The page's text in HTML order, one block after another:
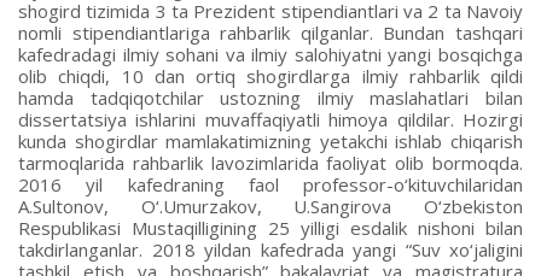
shogird tizimida 3 ta Prezident stipendiantlari va 2 ta Navoiy
nomli stipendiantlariga rahbarlik qilganlar. Bundan tashqari
kafedradagi ilmiy sohani va ilmiy salohiyatni yangi bosqichga
olib chiqdi, 10 dan ortiq shogirdlarga ilmiy rahbarlik qildi
hamda tadqiqotchilar ustozning ilmiy maslahatlari bilan
dissertatsiya ishlarini muvaffaqiyatli himoya qildilar. Hozirgi
kunda shogirdlar mamlakatimizning yetakchi ishlab chiqarish
tarmoqlarida rahbarlik lavozimlarida faoliyat olib bormoqda.
2016 yil kafedraning faol professor-o‘kituvchilaridan
A.Sultonov, O‘.Umurzakov, U.Sangirova O‘zbekiston
Respublikasi Mustaqilligining 25 yilligi esdalik nishoni bilan
takdirlanganlar. 2018 yildan kafedrada yangi “Suv xo‘jaligini
tashkil etish va boshqarish” bakalavriat va magistratura